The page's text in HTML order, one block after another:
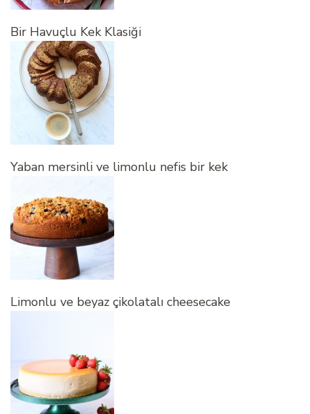
Bir Havuçlu Kek Klasiği
Yaban mersinli ve limonlu nefis bir kek
Limonlu ve beyaz çikolatalı cheesecake